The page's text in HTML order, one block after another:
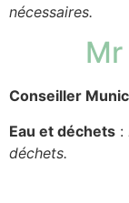
nécessaires.
Mr
Conseiller
Eau et déchets :
déchets.